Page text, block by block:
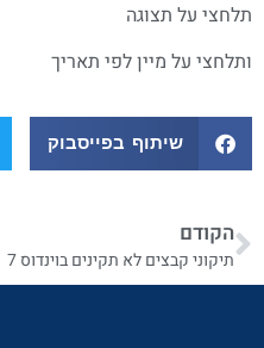
תלחצי על תצוגה
ותלחצי על מיין לפי תאריך
שיתוף בפייסבוק
הקודם
תיקוני קבצים לא תקינים בוינדוס 7